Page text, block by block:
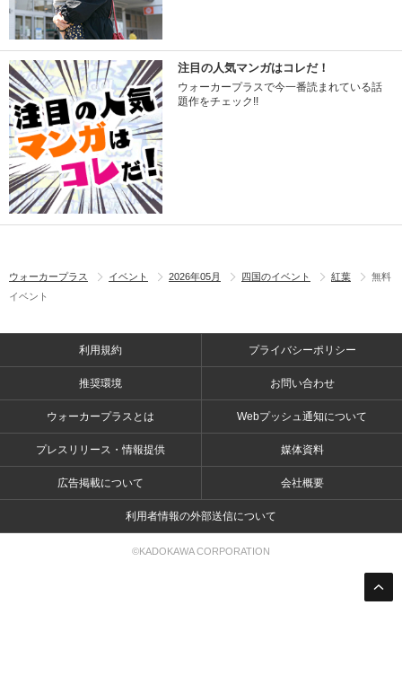
注目の人気マンガはコレだ！
ウォーカープラスで今一番読まれている話
題作をチェック!!
ウォーカープラス イベント 2026年05月 四国のイベント 紅葉
無料
イベント
利用規約 プライバシーポリシー
推奨環境 お問い合わせ
ウォーカープラスとは Webプッシュ通知について
プレスリリース・情報提供 媒体資料
広告掲載について 会社概要
利用者情報の外部送信について
©KADOKAWA CORPORATION